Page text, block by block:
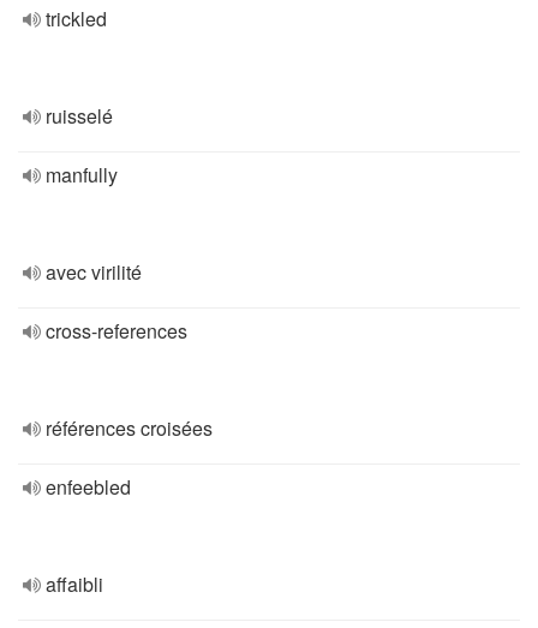
trickled
ruisselé
manfully
avec virilité
cross-references
références croisées
enfeebled
affaibli